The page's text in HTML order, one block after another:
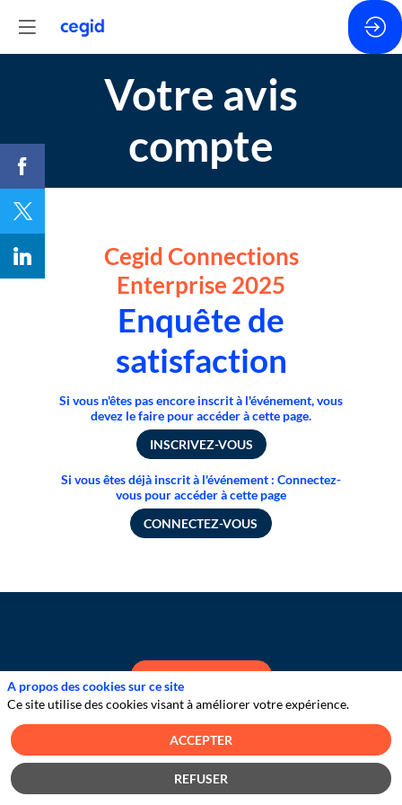
Votre avis
compte
Cegid Connections
Enterprise 2025
Enquête de
satisfaction
Si vous n'êtes pas encore inscrit à l'événement, vous
devez le faire pour accéder à cette page.
INSCRIVEZ-VOUS
Si vous êtes déjà inscrit à l'événement : Connectez-
vous pour accéder à cette page
CONNECTEZ-VOUS
CONTACTEZ-NOUS
A propos des cookies sur ce site
Ce site utilise des cookies visant à améliorer votre expérience.
ACCEPTER
REFUSER